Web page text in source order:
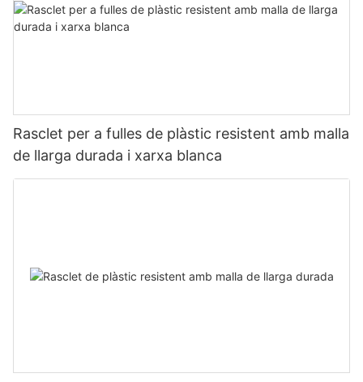
Rasclet per a fulles de plàstic resistent amb malla
de llarga durada i xarxa blanca